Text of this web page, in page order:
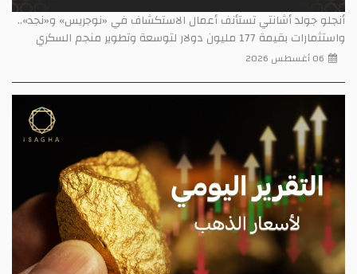
أنجلو جولد أشانتي تستأنف أعمال الاستكشاف في «نوجريس» و«نجد»..
واستثمارات بقيمة 177 مليون دولار لتوسعة وتطوير منجم السكري
06 أغسطس 2026